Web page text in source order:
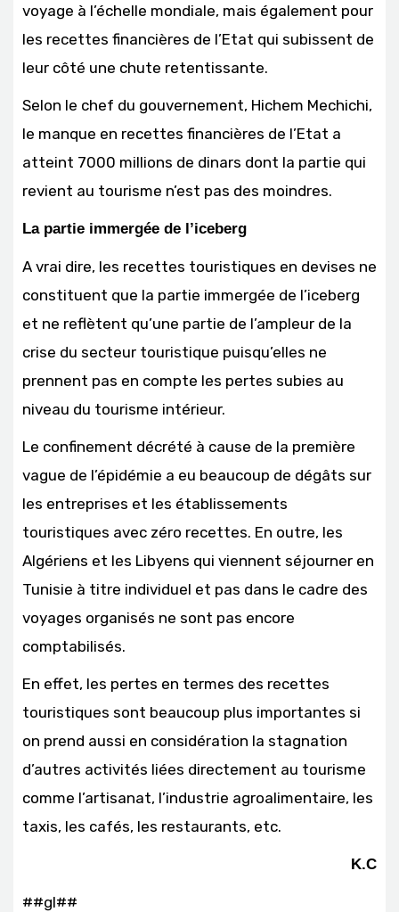
voyage à l’échelle mondiale, mais également pour
les recettes financières de l’Etat qui subissent de
leur côté une chute retentissante.
Selon le chef du gouvernement, Hichem Mechichi,
le manque en recettes financières de l’Etat a
atteint 7000 millions de dinars dont la partie qui
revient au tourisme n’est pas des moindres.
La partie immergée de l’iceberg
A vrai dire, les recettes touristiques en devises ne
constituent que la partie immergée de l’iceberg
et ne reflètent qu’une partie de l’ampleur de la
crise du secteur touristique puisqu’elles ne
prennent pas en compte les pertes subies au
niveau du tourisme intérieur.
Le confinement décrété à cause de la première
vague de l’épidémie a eu beaucoup de dégâts sur
les entreprises et les établissements
touristiques avec zéro recettes. En outre, les
Algériens et les Libyens qui viennent séjourner en
Tunisie à titre individuel et pas dans le cadre des
voyages organisés ne sont pas encore
comptabilisés.
En effet, les pertes en termes des recettes
touristiques sont beaucoup plus importantes si
on prend aussi en considération la stagnation
d’autres activités liées directement au tourisme
comme l’artisanat, l’industrie agroalimentaire, les
taxis, les cafés, les restaurants, etc.
K.C
##gl##